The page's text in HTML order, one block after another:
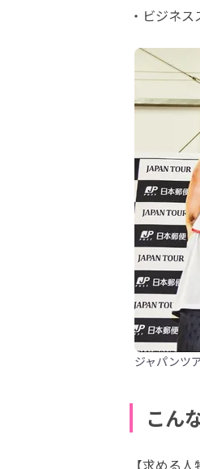
・ビジネ
ジャパンツ
こん
【求める人